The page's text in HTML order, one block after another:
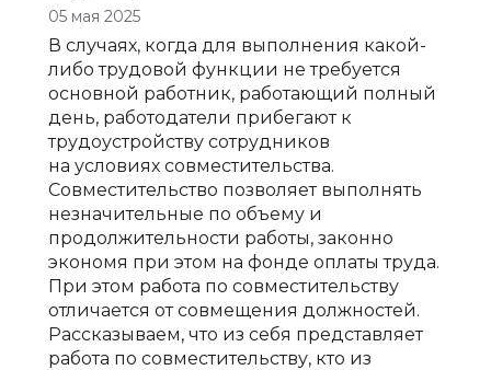
05 мая 2025
В случаях, когда для выполнения какой-
либо трудовой функции не требуется
основной работник, работающий полный
день, работодатели прибегают к
трудоустройству сотрудников
на условиях совместительства.
Совместительство позволяет выполнять
незначительные по объему и
продолжительности работы, законно
экономя при этом на фонде оплаты труда.
При этом работа по совместительству
отличается от совмещения должностей.
Рассказываем, что из себя представляет
работа по совместительству, кто из